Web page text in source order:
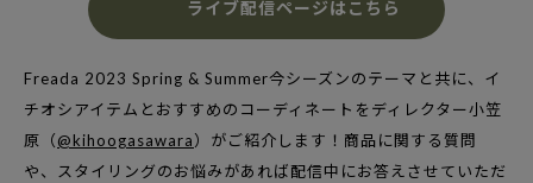
ライブ配信ページはこちら
Freada 2023 Spring & Summer今シーズンのテーマと共に、イ
チオシアイテムとおすすめのコーディネートをディレクター小笠
原（@kihoogasawara）がご紹介します！ 商品に関する質問
や、スタイリングのお悩みがあれば配信中にお答えさせていただ